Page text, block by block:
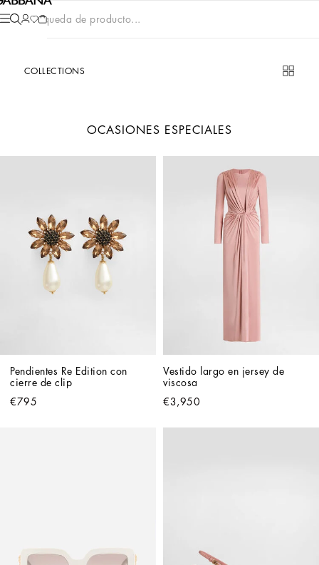
Búsqueda de producto...
COLLECTIONS
OCASIONES ESPECIALES
Pendientes Re Edition con
cierre de clip
€795
Vestido largo en jersey de
viscosa
€3,950